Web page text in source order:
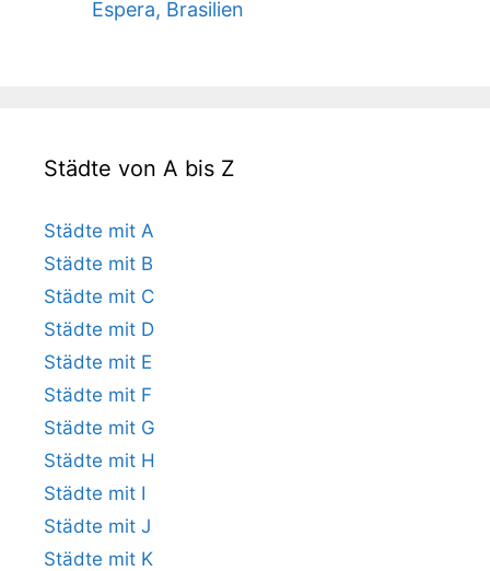
Espera, Brasilien
Städte von A bis Z
Städte mit A
Städte mit B
Städte mit C
Städte mit D
Städte mit E
Städte mit F
Städte mit G
Städte mit H
Städte mit I
Städte mit J
Städte mit K